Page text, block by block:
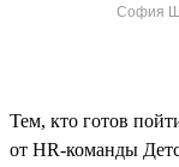
София
Тем, кто готов
от HR-команды